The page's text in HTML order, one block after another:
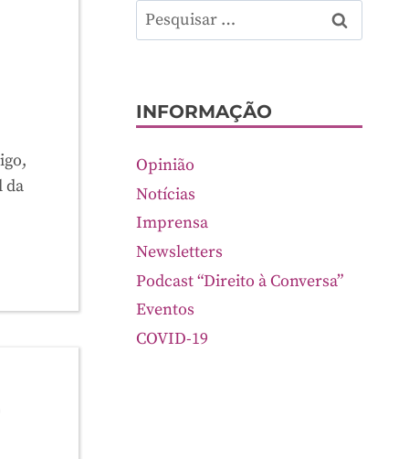
da
Pesquisar
por:
INFORMAÇÃO
Opinião
Notícias
Imprensa
Newsletters
Podcast “Direito à Conversa”
Eventos
COVID-19